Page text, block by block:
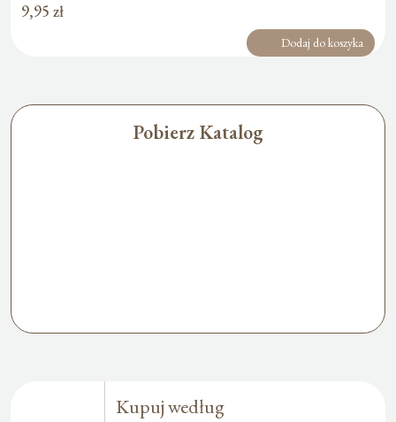
9,95 zł
Dodaj do koszyka
Pobierz Katalog
Kupuj według